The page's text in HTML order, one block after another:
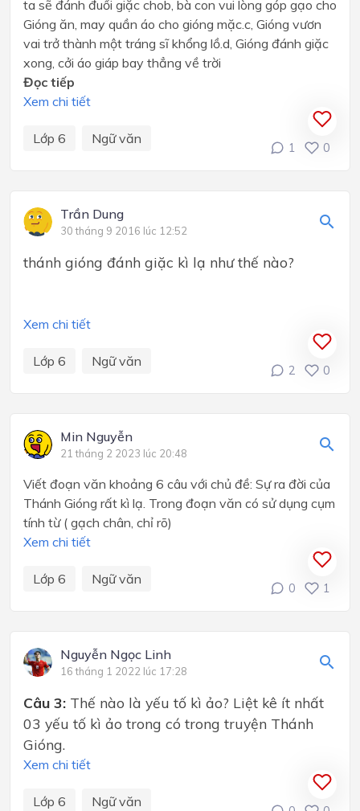
ta sẽ đánh đuổi giặc chob, bà con vui lòng góp gạo cho
Gióng ăn, may quần áo cho gióng mặc.c, Gióng vươn
vai trở thành một tráng sĩ khổng lồ.d, Gióng đánh giặc
xong, cởi áo giáp bay thẳng về trời
Đọc tiếp
Xem chi tiết
Lớp 6 Ngữ văn
1 0
Trần Dung
30 tháng 9 2016 lúc 12:52
thánh gióng đánh giặc kì lạ như thế nào?
Xem chi tiết
Lớp 6 Ngữ văn
2 0
Min Nguyễn
21 tháng 2 2023 lúc 20:48
Viết đoạn văn khoảng 6 câu với chủ đề: Sự ra đời của
Thánh Gióng rất kì lạ. Trong đoạn văn có sử dụng cụm
tính từ ( gạch chân, chỉ rõ)
Xem chi tiết
Lớp 6 Ngữ văn
0 1
Nguyễn Ngọc Linh
16 tháng 1 2022 lúc 17:28
Câu 3: Thế nào là yếu tố kì ảo? Liệt kê ít nhất
03 yếu tố kì ảo trong có trong truyện Thánh
Gióng.
Xem chi tiết
Lớp 6 Ngữ văn